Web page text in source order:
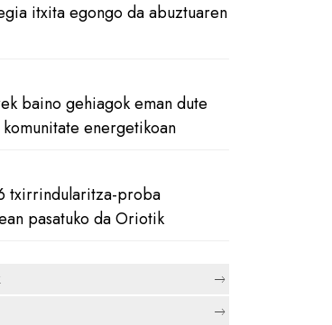
itxita egongo da abuztuaren
baino gehiagok eman dute
energetikoan
txirrindularitza-proba
pasatuko da Oriotik